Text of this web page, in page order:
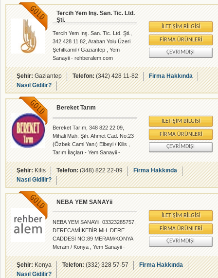
üretilen ürünlerimiz ve güler yüzlü
personellerimizle 47 yıldır
sofralarınızdayız. Sürekli yenilenen
çalışma şeklimiz ile mevcut
bilgilerimizi kullanarak ve gerekli
bilgileri edinerek sorumluluğumuz
altındaki her işi başarıyla yerine
getirebilmenin mutluluğunu
taşımaktayız.B
Tercih Yem İnş. San. Tic. Ltd.
Şti.
Tercih Yem İnş. San. Tic. Ltd. Şti.,
342 428 11 82, Araban Yolu Üzeri
Şehitkamil / Gaziantep , Yem
Sanayii - rehberalem.com
alanlarında faliyet gösteren
firmamızdır.
İLETIŞIM BILGISI
FIRMA ÜRÜNLERI
ÇEVRIMDIŞI
Şehir:Gaziantep Telefon:(342) 428 11-82
Firma Hakkında
Nasıl Gidilir?
Bereket Tarım
Bereket Tarım, 348 822 22 09,
Mihali Mah. Şıh. Ahmet Cad. No:23
(Özbek Cami Yanı) Elbeyi / Kilis ,
Tarım İlaçları - Yem Sanayii -
Zahireciler Tarım Ürünleri -
rehberalem.com alanlarında faliyet
gösteren firmamızdır.
İLETIŞIM BILGISI
FIRMA ÜRÜNLERI
ÇEVRIMDIŞI
Şehir:Kilis Telefon:(348) 822 22-09
Firma Hakkında
Nasıl Gidilir?
NEBA YEM SANAYii
NEBA YEM SANAYii, 03323285757,
DERECAMİİKEBİR MH. DERE
CADDESİ NO:89 MERAM/KONYA
Meram / Konya , Yem Sanayii -
rehberalem.com alanlarında faliyet
gösteren firmamızdır.
İLETIŞIM BILGISI
FIRMA ÜRÜNLERI
ÇEVRIMDIŞI
Şehir:Konya Telefon:(332) 328 57-57
Firma Hakkında
Nasıl Gidilir?